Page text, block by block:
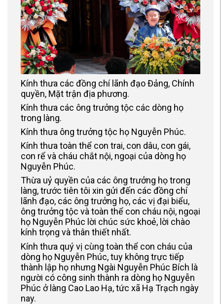
Kính thưa các đồng chí lãnh đạo Đảng, Chính
quyền, Mặt trận địa phương.
Kính thưa các ông trưởng tộc các dòng họ
trong làng.
Kính thưa ông trưởng tộc họ Nguyễn Phúc.
Kính thưa toàn thể con trai, con dâu, con gái,
con rể và cháu chắt nội, ngoại của dòng họ
Nguyễn Phúc.
Thừa uỷ quyền của các ông trưởng họ trong
làng, trước tiên tôi xin gửi đến các đồng chí
lãnh đạo, các ông trưởng họ, các vị đại biểu,
ông trưởng tộc và toàn thể con cháu nội, ngoại
họ Nguyễn Phúc lời chúc sức khoẻ, lời chào
kính trọng và thân thiết nhất.
Kính thưa quý vị cùng toàn thể con cháu của
dòng họ Nguyễn Phúc, tuy không trực tiếp
thành lập họ nhưng Ngài Nguyễn Phúc Bích là
người có công sinh thành ra dòng họ Nguyễn
Phúc ở làng Cao Lao Hạ, tức xã Hạ Trạch ngày
nay.